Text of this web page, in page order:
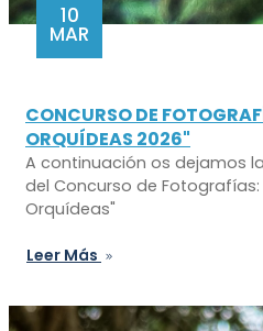
10
MAR
CONCURSO DE
ORQUÍDEAS 2026"
A continuación os dejamos
del Concurso de Fotografías:
Orquídeas"
Leer Más